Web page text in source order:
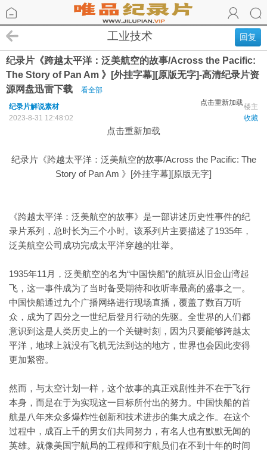
回复
工业技术
纪录片《跨越太平洋：泛美航空的故事/Across the Pacific:
The Story of Pan Am 》[外挂字幕][原版无字]-高清纪录片资
源网盘迅雷下载
看全部
点击重新加载楼主
纪录片解说素材
收藏
2023-8-31 12:48:02
点击重新加载
纪录片《跨越太平洋：泛美航空的故事/Across the Pacific: The
Story of Pan Am 》[外挂字幕][原版无字]
《跨越太平洋：泛美航空的故事》是一部讲述历史性事件的纪
录片系列，总时长为三个小时。该系列片主要描述了1935年，
泛美航空公司成功完成太平洋穿越的壮举。
1935年11月，泛美航空的名为“中国快船”的航班从旧金山湾起
飞，这一事件成为了当时备受期待和收听率最高的盛事之一。
中国快船通过九个广播网络进行现场直播，覆盖了数百万听
众，成为了四分之一世纪后登月行动的先驱。全世界的人们都
意识到这是人类历史上的一个关键时刻，因为只要能够跨越太
平洋，地球上就没有飞机无法到达的地方，世界也会因此变得
更加紧密。
然而，与太空计划一样，这个故事的真正戏剧性并不在于飞行
本身，而是在于为实现这一目标所付出的努力。中国快船的首
航是八年来众多爆炸性创新和技术进步的集大成之作。在这个
过程中，成百上千的男女们共同努力，有名人也有默默无闻的
英雄。就像美国宇航局的工程师和宇航员们在不到十年的时间